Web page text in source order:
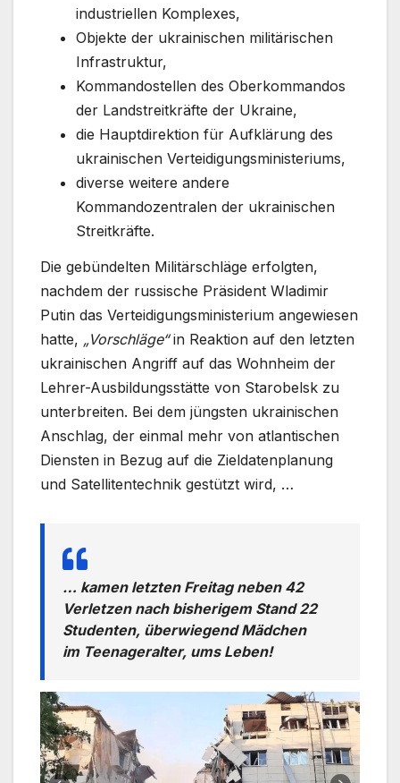
industriellen Komplexes,
Objekte der ukrainischen militärischen
Infrastruktur,
Kommandostellen des Oberkommandos
der Landstreitkräfte der Ukraine,
die Hauptdirektion für Aufklärung des
ukrainischen Verteidigungsministeriums,
diverse weitere andere
Kommandozentralen der ukrainischen
Streitkräfte.
Die gebündelten Militärschläge erfolgten,
nachdem der russische Präsident Wladimir
Putin das Verteidigungsministerium angewiesen
hatte, „Vorschläge“in Reaktion auf den letzten
ukrainischen Angriff auf das Wohnheim der
Lehrer-Ausbildungsstätte von Starobelsk zu
unterbreiten. Bei dem jüngsten ukrainischen
Anschlag, der einmal mehr von atlantischen
Diensten in Bezug auf die Zieldatenplanung
und Satellitentechnik gestützt wird, …
… kamen letzten Freitag neben 42
Verletzen nach bisherigem Stand 22
Studenten, überwiegend Mädchen
im Teenageralter, ums Leben!